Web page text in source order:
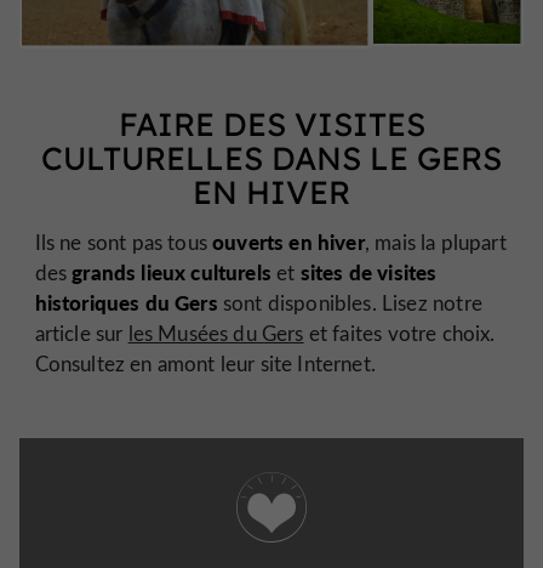
FAIRE DES VISITES
CULTURELLES DANS LE GERS
EN HIVER
Ils ne sont pas tousouverts en hiver, mais la plupart
desgrands lieux culturels et sites de visites
historiques du Gers sont disponibles. Lisez notre
article sur les Musées du Gers et faites votre choix.
Consultez en amont leur site Internet.